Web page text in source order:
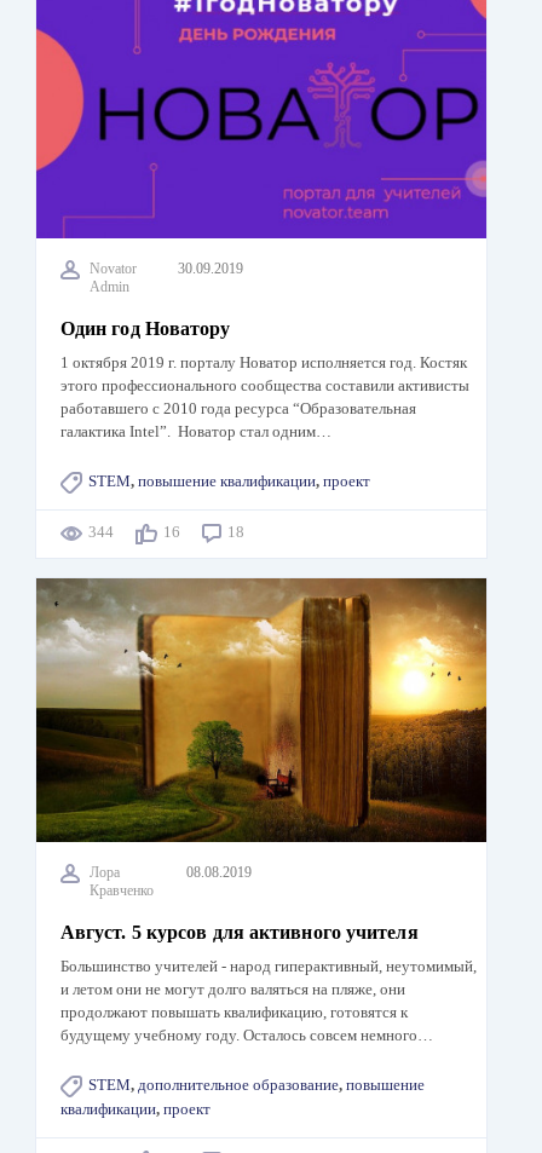
Novator
Admin
30.09.2019
Один год Новатору
1 октября 2019 г. порталу Новатор исполняется год. Костяк
этого профессионального сообщества составили активисты
работавшего с 2010 года ресурса “Образовательная
галактика Intel”. Новатор стал одним…
STEM, повышение квалификации, проект
344 16 18
Лора
Кравченко
08.08.2019
Август. 5 курсов для активного учителя
Большинство учителей - народ гиперактивный, неутомимый,
и летом они не могут долго валяться на пляже, они
продолжают повышать квалификацию, готовятся к
будущему учебному году. Осталось совсем немного…
STEM, дополнительное образование, повышение
квалификации, проект